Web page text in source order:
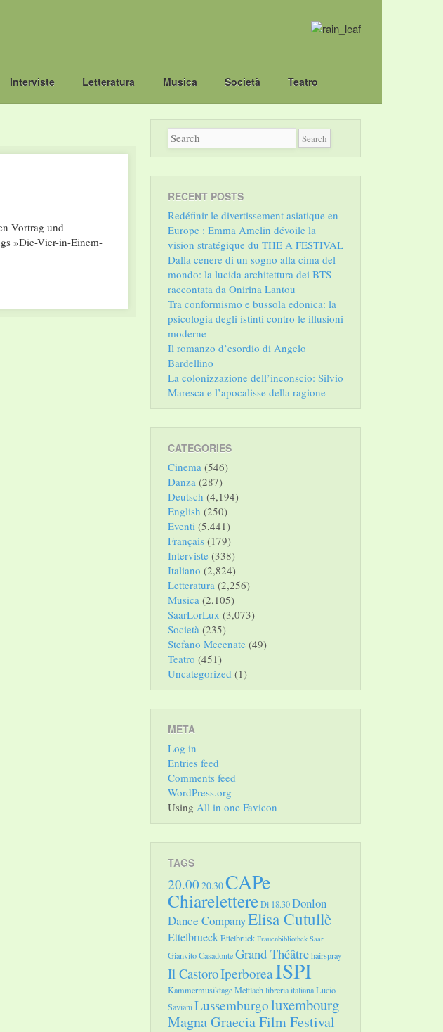
Interviste Letteratura Musica Società Teatro
Vortrag und
»Die-Vier-in-Einem-
RECENT POSTS
Redéfinir le divertissement asiatique en
Europe : Emma Amelin dévoile la
vision stratégique du THE A FESTIVAL
Dalla cenere di un sogno alla cima del
mondo: la lucida architettura dei BTS
raccontata da Onirina Lantou
Tra conformismo e bussola edonica: la
psicologia degli istinti contro le illusioni
moderne
Il romanzo d’esordio di Angelo
Bardellino
La colonizzazione dell’inconscio: Silvio
Maresca e l’apocalisse della ragione
CATEGORIES
Cinema (546)
Danza (287)
Deutsch (4,194)
English (250)
Eventi (5,441)
Français (179)
Interviste (338)
Italiano (2,824)
Letteratura (2,256)
Musica (2,105)
SaarLorLux (3,073)
Società (235)
Stefano Mecenate (49)
Teatro (451)
Uncategorized (1)
META
Log in
Entries feed
Comments feed
WordPress.org
Using All in one Favicon
TAGS
20.00 20.30CAPe
ChiarelettereDi 18.30Donlon
Dance CompanyElisa Cutullè
EttelbrueckEttelbrück Frauenbibliothek Saar
Gianvito CasadonteGrand Théâtrehairspray
Il CastoroIperboreaISPI
Kammermusiktage Mettlachlibreria italianaLucio
SavianiLussemburgoluxembourg
Magna Graecia Film Festival